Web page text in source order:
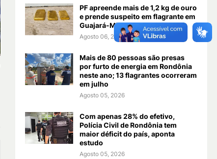
PF apreende mais de 1,2 kg de ouro
e prende suspeito em flagrante em
Guajará-Mirim
Agosto 06, 2026
Mais de 80 pessoas são presas
por furto de energia em Rondônia
neste ano; 13 flagrantes ocorreram
em julho
Agosto 05, 2026
Com apenas 28% do efetivo,
Polícia Civil de Rondônia tem
maior déficit do país, aponta
estudo
Agosto 05, 2026